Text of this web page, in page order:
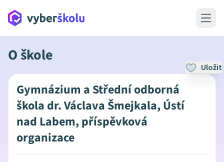
Open
O škole
Uložit
Gymnázium a Střední odborná
škola dr. Václava Šmejkala, Ústí
nad Labem, příspěvková
organizace